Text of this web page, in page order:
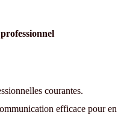
courantes.
efficace pour en